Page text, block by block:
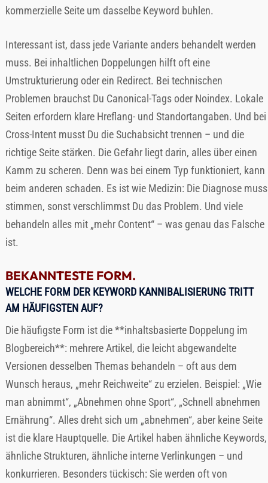
kommerzielle Seite um dasselbe Keyword buhlen.
Interessant ist, dass jede Variante anders behandelt werden
muss. Bei inhaltlichen Doppelungen hilft oft eine
Umstrukturierung oder ein Redirect. Bei technischen
Problemen brauchst Du Canonical-Tags oder Noindex. Lokale
Seiten erfordern klare Hreflang- und Standortangaben. Und bei
Cross-Intent musst Du die Suchabsicht trennen – und die
richtige Seite stärken. Die Gefahr liegt darin, alles über einen
Kamm zu scheren. Denn was bei einem Typ funktioniert, kann
beim anderen schaden. Es ist wie Medizin: Die Diagnose muss
stimmen, sonst verschlimmst Du das Problem. Und viele
behandeln alles mit „mehr Content“ – was genau das Falsche
ist.
BEKANNTESTE FORM.
WELCHE FORM DER KEYWORD KANNIBALISIERUNG TRITT
AM HÄUFIGSTEN AUF?
Die häufigste Form ist die **inhaltsbasierte Doppelung im
Blogbereich**: mehrere Artikel, die leicht abgewandelte
Versionen desselben Themas behandeln – oft aus dem
Wunsch heraus, „mehr Reichweite“ zu erzielen. Beispiel: „Wie
man abnimmt“, „Abnehmen ohne Sport“, „Schnell abnehmen
Ernährung“. Alles dreht sich um „abnehmen“, aber keine Seite
ist die klare Hauptquelle. Die Artikel haben ähnliche Keywords,
ähnliche Strukturen, ähnliche interne Verlinkungen – und
konkurrieren. Besonders tückisch: Sie werden oft von